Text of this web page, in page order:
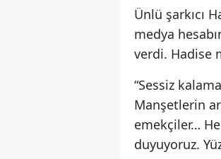
Ünlü şarkıcı
medya
verdi. Hadise
“Sessiz
Manşetlerin
emekçiler…
duyuyoruz.